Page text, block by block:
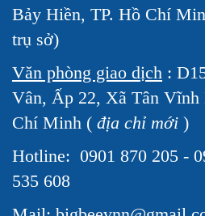
Bảy Hiền, TP. Hồ Chí
trụ sở)
Văn phòng giao dịch :
Vân, Ấp 22, Xã Tân Vĩnh
Chí Minh ( địa chỉ mới )
Hotline: 0901 870 205 -
535 608